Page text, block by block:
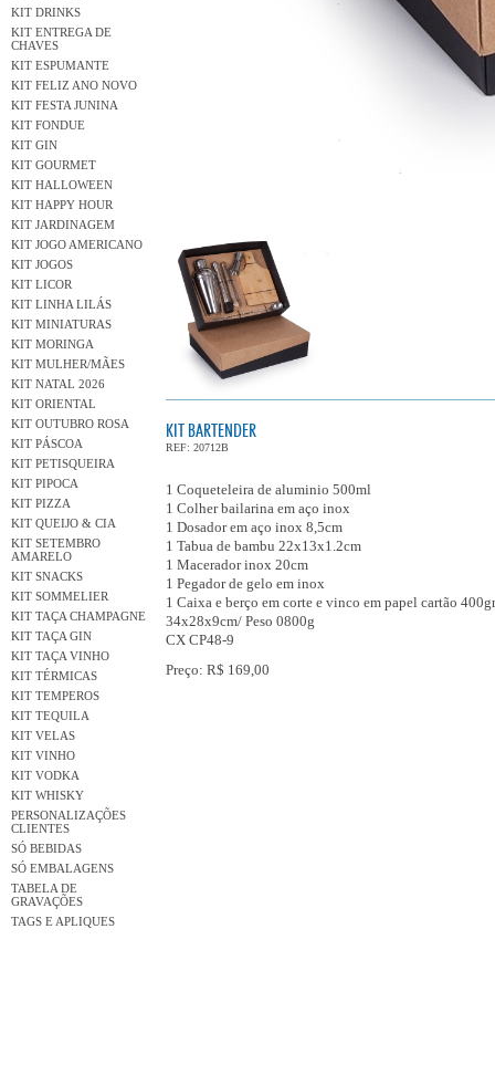
KIT DRINKS
KIT ENTREGA DE
CHAVES
KIT ESPUMANTE
KIT FELIZ ANO NOVO
KIT FESTA JUNINA
KIT FONDUE
KIT GIN
KIT GOURMET
KIT HALLOWEEN
KIT HAPPY HOUR
KIT JARDINAGEM
KIT JOGO AMERICANO
KIT JOGOS
KIT LICOR
KIT LINHA LILÁS
KIT MINIATURAS
KIT MORINGA
KIT MULHER/MÃES
KIT NATAL 2026
KIT ORIENTAL
KIT OUTUBRO ROSA
KIT PÁSCOA
KIT PETISQUEIRA
KIT PIPOCA
KIT PIZZA
KIT QUEIJO & CIA
KIT SETEMBRO
AMARELO
KIT SNACKS
KIT SOMMELIER
KIT TAÇA CHAMPAGNE
KIT TAÇA GIN
KIT TAÇA VINHO
KIT TÉRMICAS
KIT TEMPEROS
KIT TEQUILA
KIT VELAS
KIT VINHO
KIT VODKA
KIT WHISKY
PERSONALIZAÇÕES
CLIENTES
SÓ BEBIDAS
SÓ EMBALAGENS
TABELA DE
GRAVAÇÕES
TAGS E APLIQUES
KIT BARTENDER
REF: 20712B
1 Coqueteleira de aluminio 500ml
1 Colher bailarina em aço inox
1 Dosador em aço inox 8,5cm
1 Tabua de bambu 22x13x1.2cm
1 Macerador inox 20cm
1 Pegador de gelo em inox
1 Caixa e berço em corte e vinco em papel cartão 400gr
34x28x9cm/ Peso 0800g
CX CP48-9
Preço: R$ 169,00